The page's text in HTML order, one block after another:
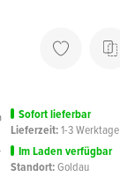
Sofort lieferbar
Lieferzeit:1-3 Werktage
Im Laden verfügbar
Standort:Goldau